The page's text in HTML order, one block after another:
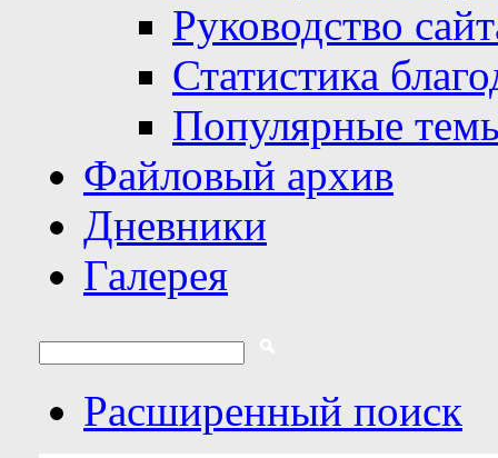
Руководство
Статистика
Популярные
Файловый архив
Дневники
Галерея
Расширенный поиск